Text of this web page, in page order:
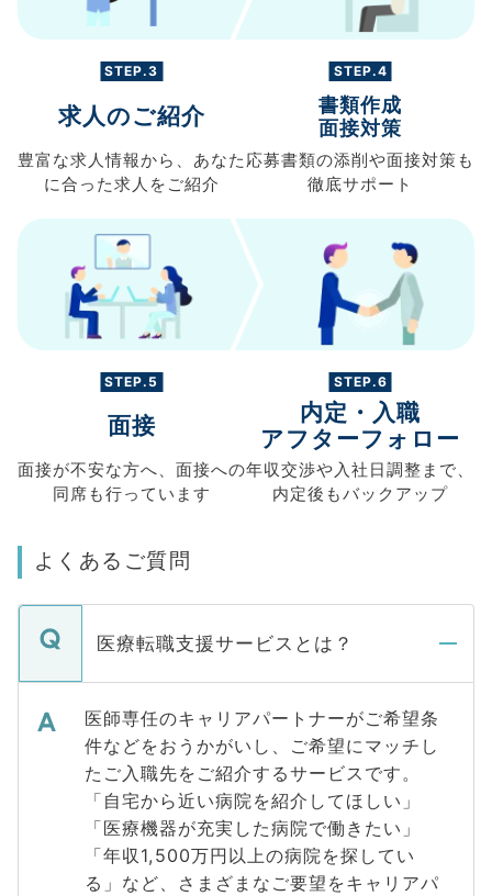
STEP.3
求人のご紹介
豊富な求人情報から、 あなた
に合った求人を ご紹介
STEP.4
書類作成
面接対策
応募書類の添削や面接対策も
徹底サポート
STEP.5
面接
面接が不安な方へ、 面接への
同席も行っています
STEP.6
内定・入職
アフターフォロー
年収交渉や入社日調整まで、
内定後もバックアップ
よくあるご質問
医療転職支援サービスとは？
医師専任のキャリアパートナーがご希望条
件などをおうかがいし、ご希望にマッチし
たご入職先をご紹介するサービスです。
「自宅から近い病院を紹介してほしい」
「医療機器が充実した病院で働きたい」
「年収1,500万円以上の病院を探してい
る」など、さまざまなご要望をキャリアパ